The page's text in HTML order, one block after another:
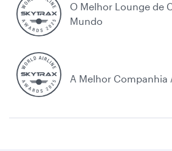
O Melhor Lounge de
Mundo
A Melhor Companhia